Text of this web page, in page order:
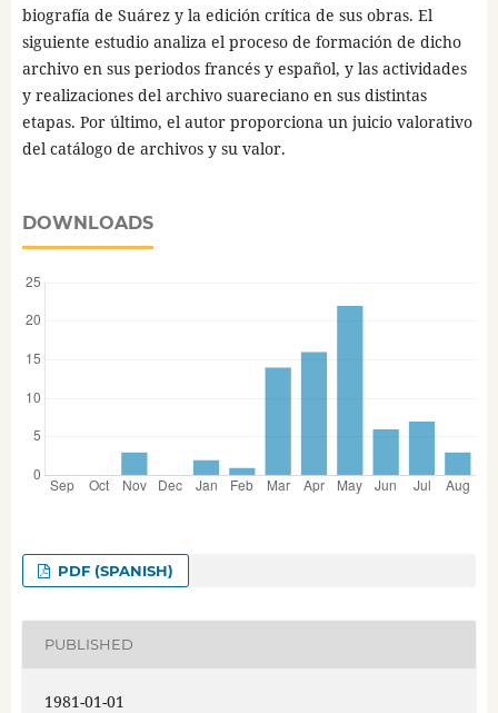
biografía de Suárez y la edición crítica de sus obras. El
siguiente estudio analiza el proceso de formación de dicho
archivo en sus periodos francés y español, y las actividades
y realizaciones del archivo suareciano en sus distintas
etapas. Por último, el autor proporciona un juicio valorativo
del catálogo de archivos y su valor.
DOWNLOADS
PDF (SPANISH)
PUBLISHED
1981-01-01